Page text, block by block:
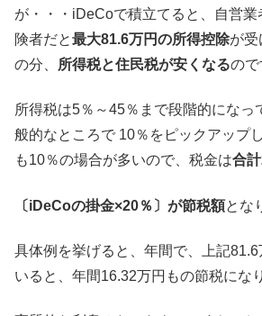
が・・・iDeCoで積立てると、自営
険者だと最大81.6万円の所得控除が受
の分、
所得税と住民税が安くなるので
所得税は5％～45％まで段階的になっ
般的なところで 10％をピックアップ
も10％の場合が多いので、税金は合
〔iDeCoの掛金×20％〕が節税額とな
具体例を挙げると、年間で、上記
いると、年間16.32万円もの節税にな